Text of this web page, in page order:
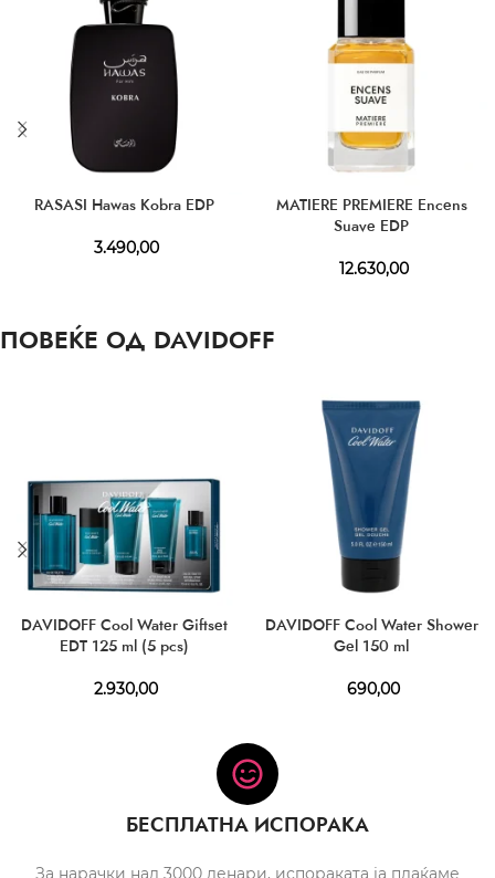
RASASI Hawas Kobra EDP
3.490,00
MATIERE PREMIERE Encens
Suave EDP
12.630,00
ПОВЕЌЕ ОД DAVIDOFF
DAVIDOFF Cool Water Giftset
EDT 125 ml (5 pcs)
2.930,00
DAVIDOFF Cool Water Shower
Gel 150 ml
690,00
БЕСПЛАТНА ИСПОРАКА
За нарачки над 3000 денари, испораката ја плаќаме